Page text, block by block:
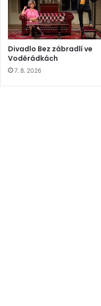
Divadlo Bez zábradlí ve
Voděrádkách
7. 8. 2026